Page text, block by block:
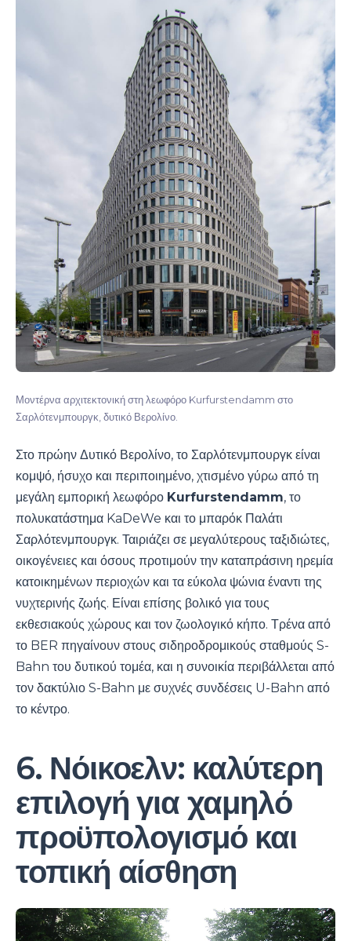
Μοντέρνα αρχιτεκτονική στη λεωφόρο Kurfurstendamm στο
Σαρλότενμπουργκ, δυτικό Βερολίνο.
Στο πρώην Δυτικό Βερολίνο, το Σαρλότενμπουργκ είναι
κομψό, ήσυχο και περιποιημένο, χτισμένο γύρω από τη
μεγάλη εμπορική λεωφόρο Kurfurstendamm, το
πολυκατάστημα KaDeWe και το μπαρόκ Παλάτι
Σαρλότενμπουργκ. Ταιριάζει σε μεγαλύτερους ταξιδιώτες,
οικογένειες και όσους προτιμούν την καταπράσινη ηρεμία
κατοικημένων περιοχών και τα εύκολα ψώνια έναντι της
νυχτερινής ζωής. Είναι επίσης βολικό για τους
εκθεσιακούς χώρους και τον ζωολογικό κήπο. Τρένα από
το BER πηγαίνουν στους σιδηροδρομικούς σταθμούς S-
Bahn του δυτικού τομέα, και η συνοικία περιβάλλεται από
τον δακτύλιο S-Bahn με συχνές συνδέσεις U-Bahn από
το κέντρο.
6. Νόικοελν: καλύτερη
επιλογή για χαμηλό
προϋπολογισμό και
τοπική αίσθηση